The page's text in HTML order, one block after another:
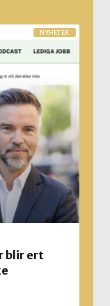
NYHETER
blir ert